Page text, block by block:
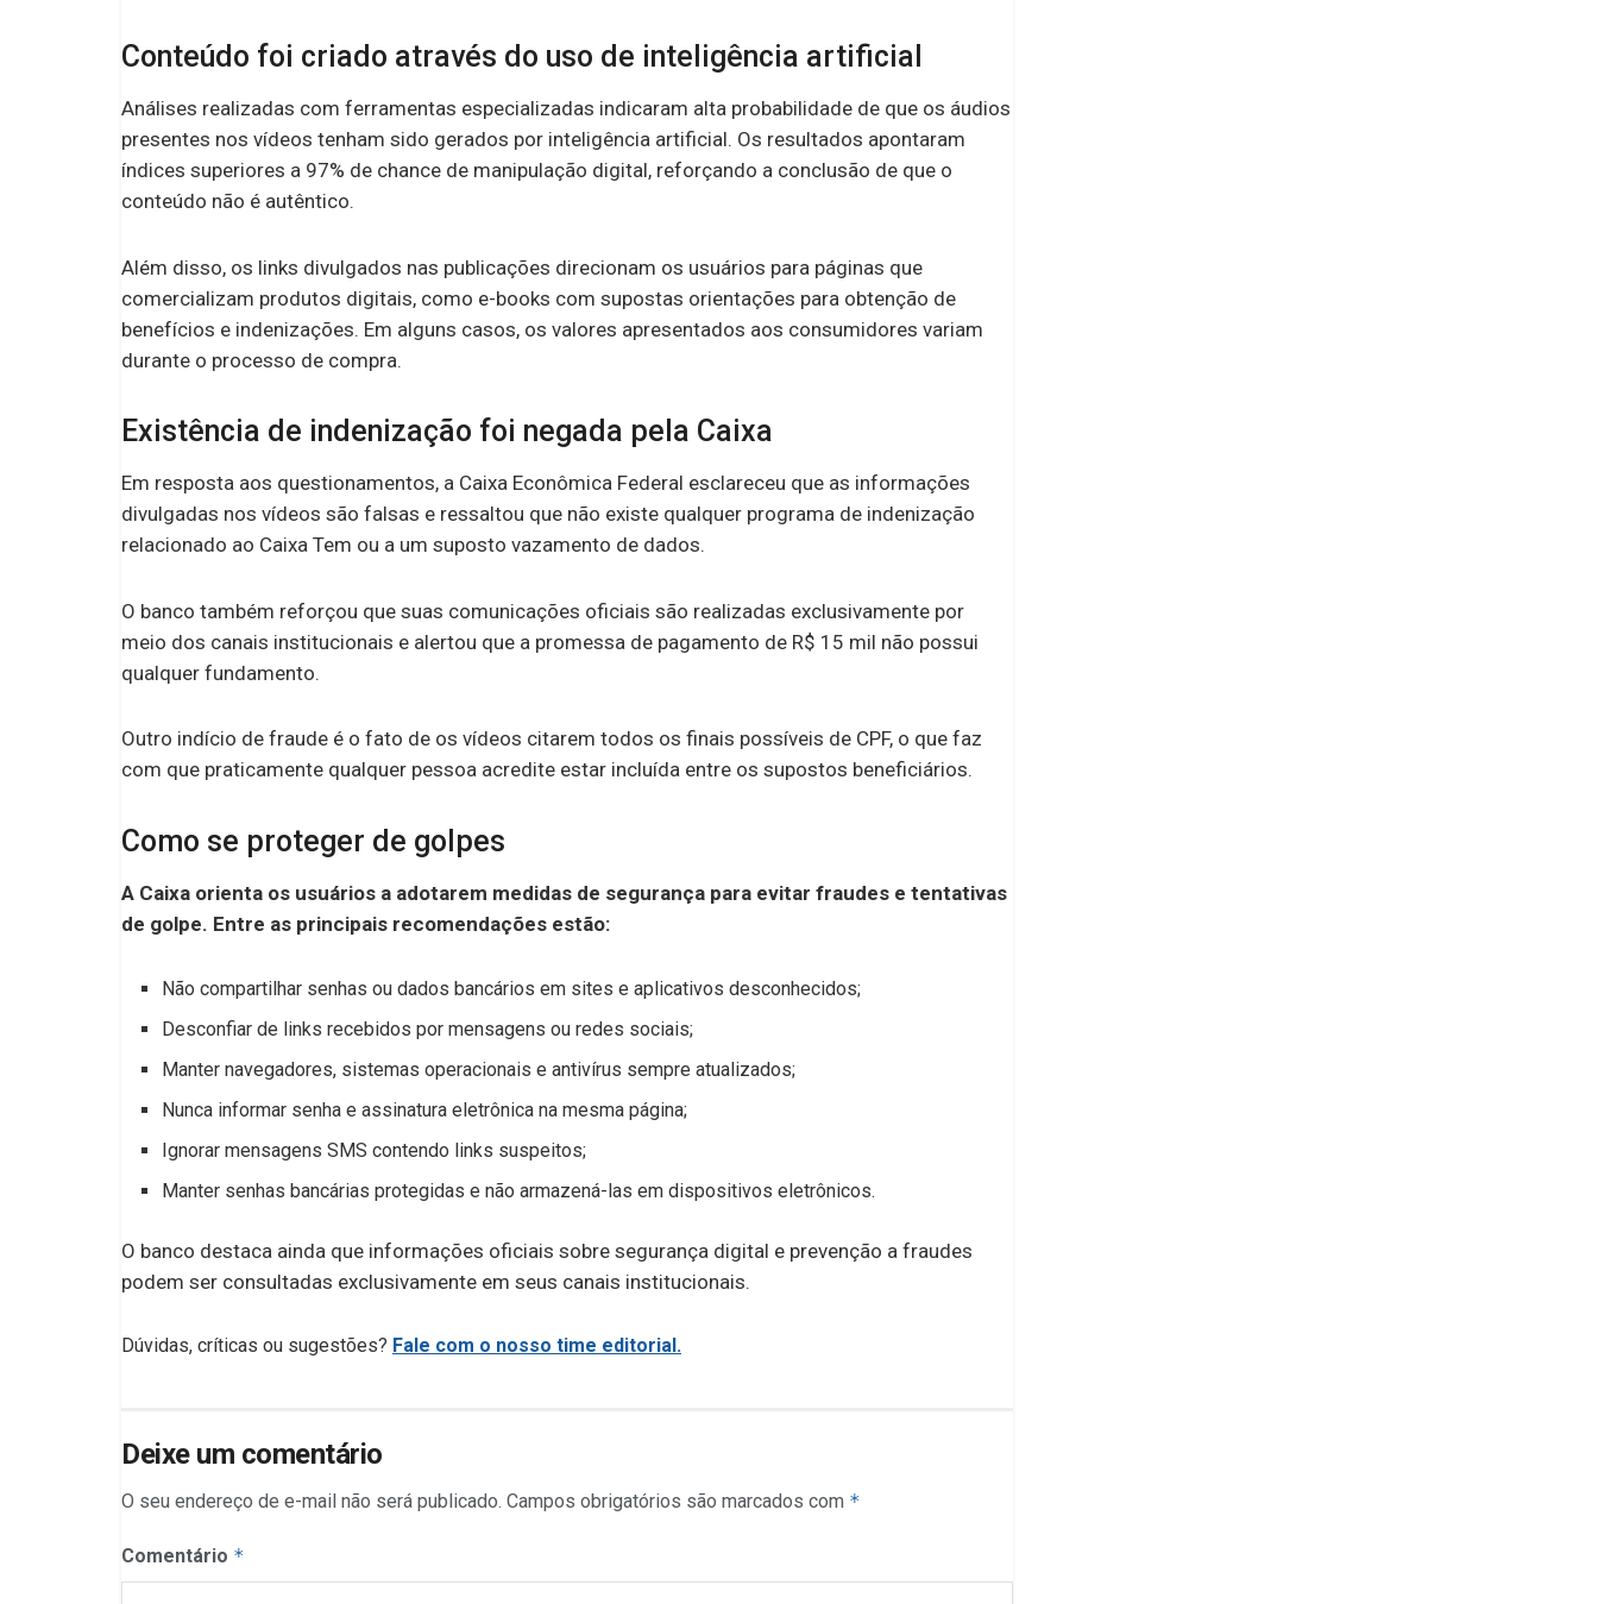
Conteúdo foi criado através do uso de inteligência artificial
Análises realizadas com ferramentas especializadas indicaram alta probabilidade de que os áudios
presentes nos vídeos tenham sido gerados por inteligência artificial. Os resultados apontaram
índices superiores a 97% de chance de manipulação digital, reforçando a conclusão de que o
conteúdo não é autêntico.
Além disso, os links divulgados nas publicações direcionam os usuários para páginas que
comercializam produtos digitais, como e-books com supostas orientações para obtenção de
benefícios e indenizações. Em alguns casos, os valores apresentados aos consumidores variam
durante o processo de compra.
Existência de indenização foi negada pela Caixa
Em resposta aos questionamentos, a Caixa Econômica Federal esclareceu que as informações
divulgadas nos vídeos são falsas e ressaltou que não existe qualquer programa de indenização
relacionado ao Caixa Tem ou a um suposto vazamento de dados.
O banco também reforçou que suas comunicações oficiais são realizadas exclusivamente por
meio dos canais institucionais e alertou que a promessa de pagamento de R$ 15 mil não possui
qualquer fundamento.
Outro indício de fraude é o fato de os vídeos citarem todos os finais possíveis de CPF, o que faz
com que praticamente qualquer pessoa acredite estar incluída entre os supostos beneficiários.
Como se proteger de golpes
A Caixa orienta os usuários a adotarem medidas de segurança para evitar fraudes e tentativas
de golpe. Entre as principais recomendações estão:
Não compartilhar senhas ou dados bancários em sites e aplicativos desconhecidos;
Desconfiar de links recebidos por mensagens ou redes sociais;
Manter navegadores, sistemas operacionais e antivírus sempre atualizados;
Nunca informar senha e assinatura eletrônica na mesma página;
Ignorar mensagens SMS contendo links suspeitos;
Manter senhas bancárias protegidas e não armazená-las em dispositivos eletrônicos.
O banco destaca ainda que informações oficiais sobre segurança digital e prevenção a fraudes
podem ser consultadas exclusivamente em seus canais institucionais.
Dúvidas, críticas ou sugestões? Fale com o nosso time editorial.
Deixe um comentário
O seu endereço de e-mail não será publicado. Campos obrigatórios são marcados com *
Comentário *